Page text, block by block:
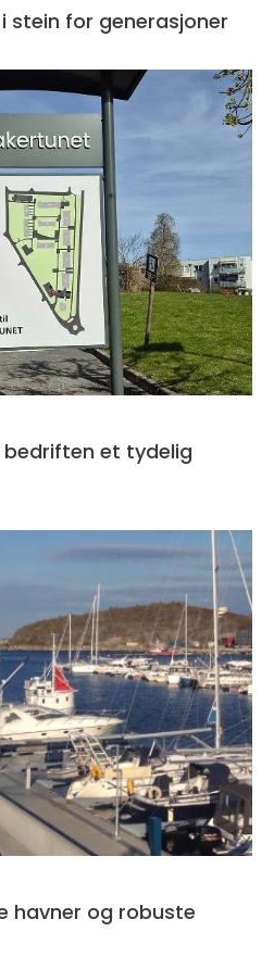
minner i stein for generasjoner
et tydelig
havner og robuste